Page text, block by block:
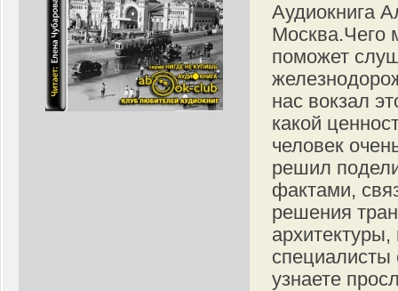
Аудиокнига
Москва.Чего
поможет
нас вокзал
какой
человек
решил
фактами,
решения
узнаете